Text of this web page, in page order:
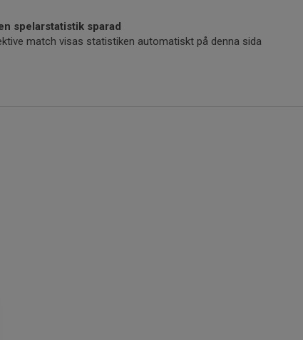
spelarstatistik sparad
match visas statistiken automatiskt på denna sida